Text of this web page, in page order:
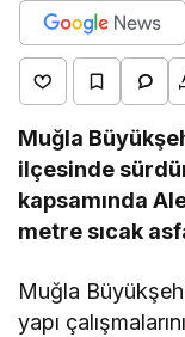
Muğla
ilçesinde
kapsamında
metre sıcak
Muğla
yapı